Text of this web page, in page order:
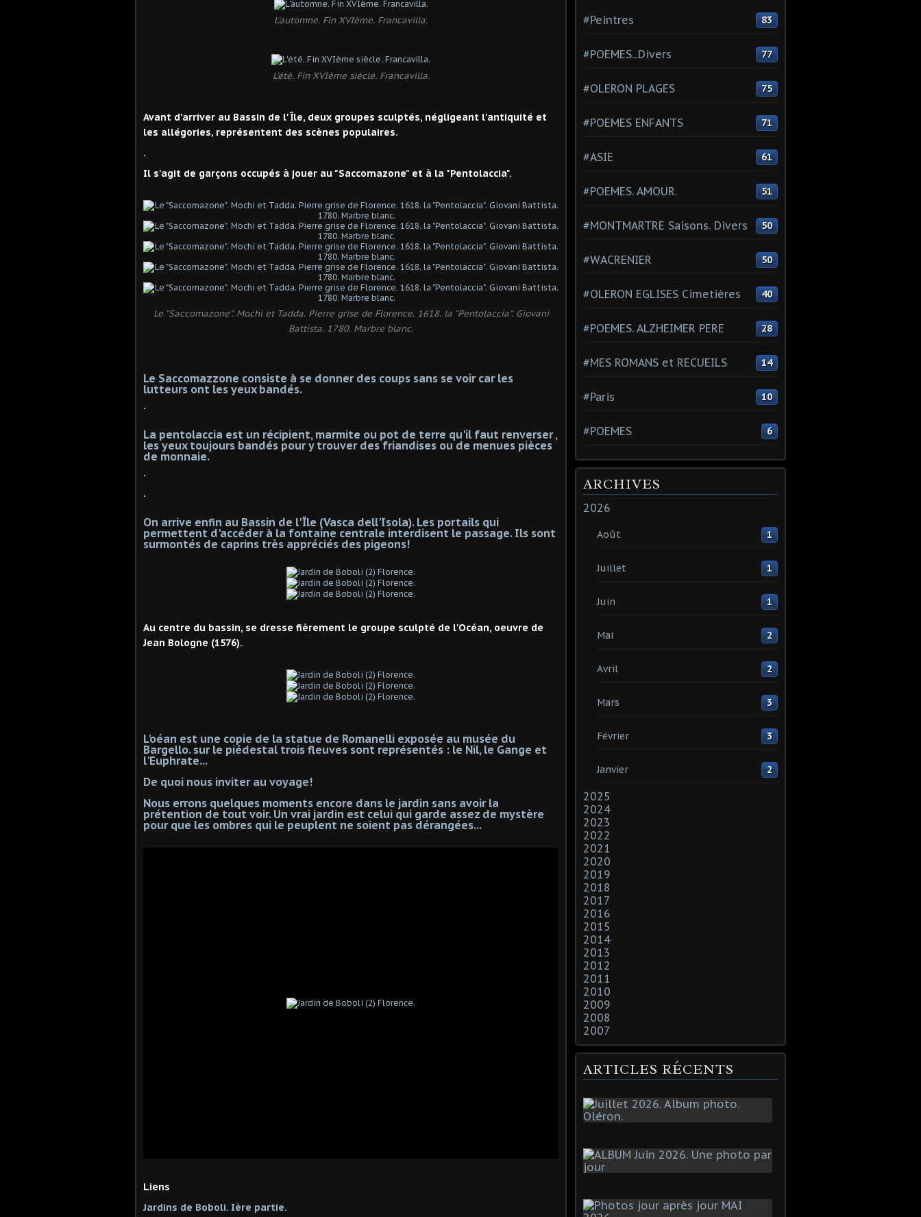
L'automne. Fin XVIème. Francavilla.
L'été. Fin XVIème siècle. Francavilla.
Avant d'arriver au Bassin de l'Île, deux groupes sculptés, négligeant l'antiquité et
les allégories, représentent des scènes populaires.
.
Il s'agit de garçons occupés à jouer au "Saccomazone" et à la "Pentolaccia".
Le "Saccomazone". Mochi et Tadda. Pierre grise de Florence. 1618. la "Pentolaccia". Giovani
Battista. 1780. Marbre blanc.
Le Saccomazzone consiste à se donner des coups sans se voir car les
lutteurs ont les yeux bandés.
.
La pentolaccia est un récipient, marmite ou pot de terre qu'il faut renverser ,
les yeux toujours bandés pour y trouver des friandises ou de menues pièces
de monnaie.
.
.
On arrive enfin au Bassin de l'Île (Vasca dell'Isola). Les portails qui
permettent d'accéder à la fontaine centrale interdisent le passage. Ils sont
surmontés de caprins très appréciés des pigeons!
Au centre du bassin, se dresse fièrement le groupe sculpté de l'Océan, oeuvre de
Jean Bologne (1576).
L'oéan est une copie de la statue de Romanelli exposée au musée du
Bargello. sur le piédestal trois fleuves sont représentés : le Nil, le Gange et
l'Euphrate...
De quoi nous inviter au voyage!
Nous errons quelques moments encore dans le jardin sans avoir la
prétention de tout voir. Un vrai jardin est celui qui garde assez de mystère
pour que les ombres qui le peuplent ne soient pas dérangées...
Liens
Jardins de Boboli. Ière partie.
#Peintres 83
#POEMES...Divers 77
#OLERON PLAGES 75
#POEMES ENFANTS 71
#ASIE 61
#POEMES. AMOUR. 51
#MONTMARTRE Saisons. Divers 50
#WACRENIER 50
#OLERON EGLISES Cimetières 40
#POEMES. ALZHEIMER PERE 28
#MES ROMANS et RECUEILS 14
#Paris 10
#POEMES 6
ARCHIVES
2026
Août 1
Juillet 1
Juin 1
Mai 2
Avril 2
Mars 3
Février 3
Janvier 2
2025
2024
2023
2022
2021
2020
2019
2018
2017
2016
2015
2014
2013
2012
2011
2010
2009
2008
2007
ARTICLES RÉCENTS